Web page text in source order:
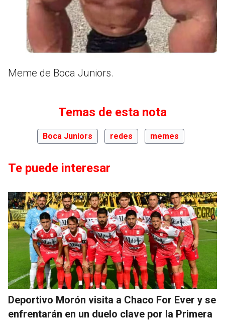
Meme de Boca Juniors.
Temas de esta nota
Boca Juniors redes memes
Te puede interesar
Deportivo Morón visita a Chaco For Ever y se
enfrentarán en un duelo clave por la Primera